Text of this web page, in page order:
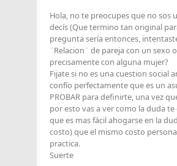
Hola, no te preocupes que no sos
decís (Que termino tan original
pregunta sería entonces,
¨Relacion¨ de pareja con un sexo
precisamente con alguna mujer?
Fijate si no es una cuestion social
confío perfectamente que es un
PROBAR para definirte, una vez
por esto vas a ver como la duda te
que es mas fácil ahogarse en la
costo) que el mismo costo
practica.
Suerte